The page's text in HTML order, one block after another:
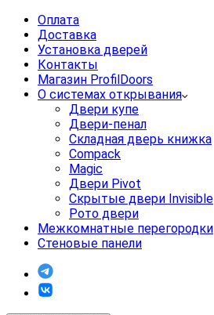
Оплата
Доставка
Установка дверей
Контакты
Магазин ProfilDoors
О системах открывания
Двери купе
Двери-пенал
Складная дверь книжка
Compack
Magic
Двери Pivot
Скрытые двери Invisible
Рото двери
Межкомнатные перегородки
Стеновые панели